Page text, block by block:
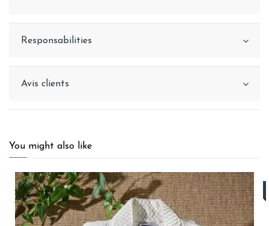
Responsabilities
Avis clients
You might also like